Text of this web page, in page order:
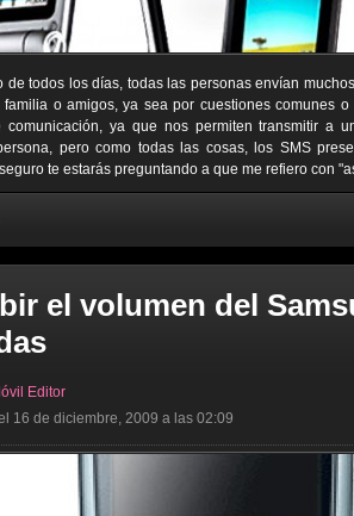
de todos los días, todas las personas envían
o amigos, ya sea por cuestiones comunes
comunicación, ya que nos permiten transmitir a
pero como todas las cosas, los SMS
te estarás preguntando a que me refiero con
el volumen del
Editor
16 de diciembre, 2009 a las 02:09